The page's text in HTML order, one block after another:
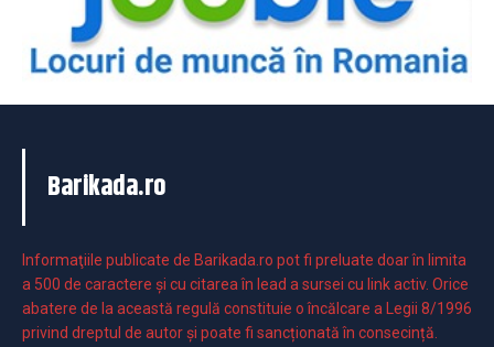
Barikada.ro
Informaţiile publicate de Barikada.ro pot fi preluate doar în limita
a 500 de caractere şi cu citarea în lead a sursei cu link activ. Orice
abatere de la această regulă constituie o încălcare a Legii 8/1996
privind dreptul de autor și poate fi sancționată în consecință.